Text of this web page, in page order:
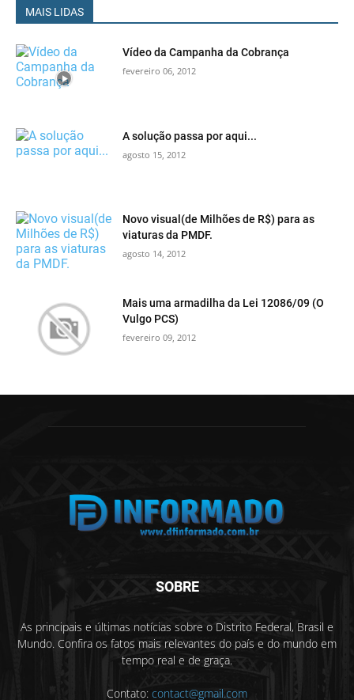
MAIS LIDAS
Vídeo da Campanha da Cobrança
fevereiro 06, 2012
A solução passa por aqui...
agosto 15, 2012
Novo visual(de Milhões de R$) para as
viaturas da PMDF.
agosto 14, 2012
Mais uma armadilha da Lei 12086/09 (O
Vulgo PCS)
fevereiro 09, 2012
SOBRE
As principais e últimas notícias sobre o Distrito Federal, Brasil e
Mundo. Confira os fatos mais relevantes do país e do mundo em
tempo real e de graça.
Contato: contact@gmail.com